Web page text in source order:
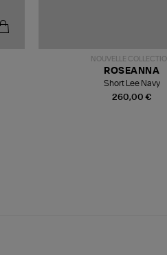
NOUVELLE
260,00 €
ROSEANNA
Short Lee Navy